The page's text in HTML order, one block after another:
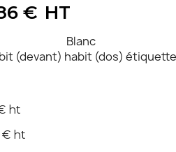
€ HT
Blanc
(devant) habit (dos) étiquette
ht
€ ht